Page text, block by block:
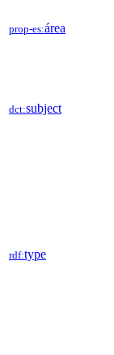
prop-es:área
dct:subject
rdf:type